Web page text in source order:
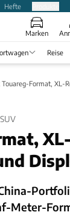
Hefte
Marken
Reise
Format, XL-
Meter-